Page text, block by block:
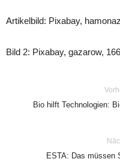
Artikelbild: Pixabay,
Bild 2: Pixabay, gazarow,
Bio hilft Technologien:
ESTA: Das müssen